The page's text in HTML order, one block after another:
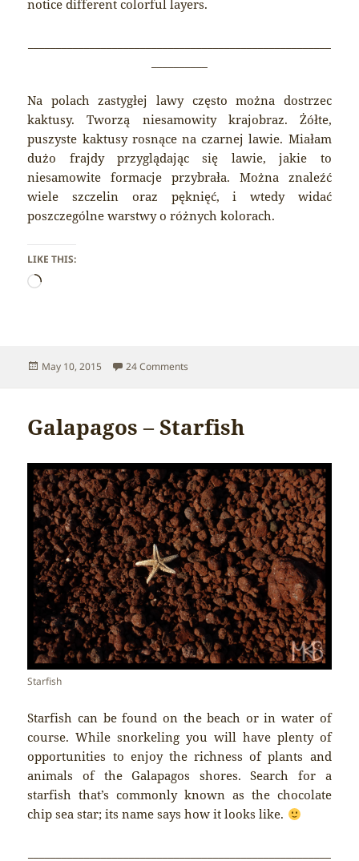
notice different colorful layers.
Na polach zastygłej lawy często można dostrzec
kaktusy. Tworzą niesamowity krajobraz. Żółte,
puszyste kaktusy rosnące na czarnej lawie. Miałam
dużo frajdy przyglądając się lawie, jakie to
niesamowite formacje przybrała. Można znaleźć
wiele szczelin oraz pęknięć, i wtedy widać
poszczególne warstwy o różnych kolorach.
LIKE THIS:
Loading…
Posted
May 10, 2015 24 Comments
Galapagos – Starfish
Starfish
Starfish can be found on the beach or in water of
course. While snorkeling you will have plenty of
opportunities to enjoy the richness of plants and
animals of the Galapagos shores. Search for a
starfish that’s commonly known as the chocolate
chip sea star; its name says how it looks like.